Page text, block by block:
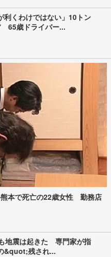
利くわけではない」10トン
65歳ドライバー...
本で死亡の22歳女性 勤務店
地震は起きた 専門家が指
&quot;残され...